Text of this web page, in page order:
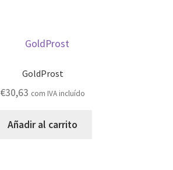
GoldProst
€30,63 com IVA incluído
Añadir al carrito